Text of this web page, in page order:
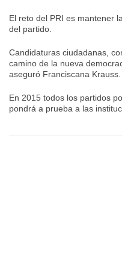
El reto del PRI es mantener
del partido.
Candidaturas ciudadanas,
camino de la nueva
aseguró Franciscana Krauss.
En 2015 todos los partidos
pondrá a prueba a las